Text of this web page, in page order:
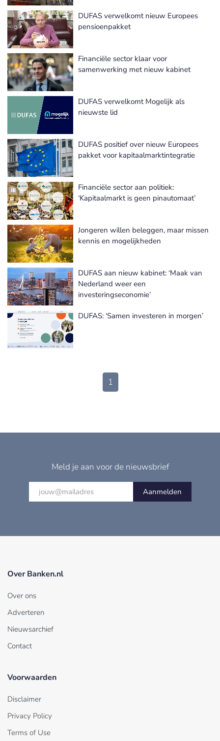
DUFAS verwelkomt nieuw Europees
pensioenpakket
Financiële sector klaar voor
samenwerking met nieuw kabinet
DUFAS verwelkomt Mogelijk als
nieuwste lid
DUFAS positief over nieuw Europees
pakket voor kapitaalmarktintegratie
Financiële sector aan politiek:
‘Kapitaalmarkt is geen pinautomaat’
Jongeren willen beleggen, maar missen
kennis en mogelijkheden
DUFAS aan nieuw kabinet: ‘Maak van
Nederland weer een
investeringseconomie’
DUFAS: ‘Samen investeren in morgen’
1
Meld je aan voor de nieuwsbrief
Aanmelden
Over Banken.nl
Over ons
Adverteren
Nieuwsarchief
Contact
Voorwaarden
Disclaimer
Privacy Policy
Terms of Use